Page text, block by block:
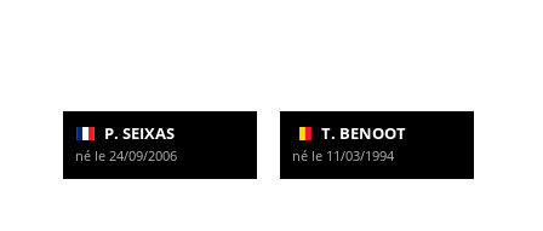
P. SEIXAS
né le 24/09/2006
T. BENOOT
né le 11/03/1994